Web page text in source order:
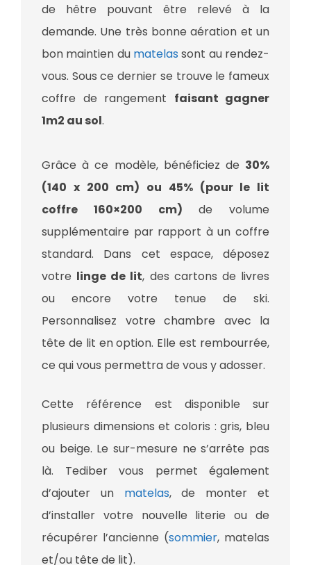
de hêtre pouvant être relevé à la
demande. Une très bonne aération et un
bon maintien du matelassont au rendez-
vous. Sous ce dernier se trouve le fameux
coffre de rangement faisant gagner
1m2 au sol.
Grâce à ce modèle, bénéficiez de 30%
(140 x 200 cm) ou 45% (pour le lit
coffre 160×200 cm) de volume
supplémentaire par rapport à un coffre
standard. Dans cet espace, déposez
votre linge de lit, des cartons de livres
ou encore votre tenue de ski.
Personnalisez votre chambre avec la
tête de lit en option. Elle est rembourrée,
ce qui vous permettra de vous y adosser.
Cette référence est disponible sur
plusieurs dimensions et coloris : gris, bleu
ou beige. Le sur-mesure ne s’arrête pas
là. Tediber vous permet également
d’ajouter un matelas, de monter et
d’installer votre nouvelle literie ou de
récupérer l’ancienne (sommier, matelas
et/ou tête de lit).